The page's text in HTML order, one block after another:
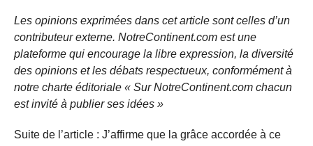
Les opinions exprimées dans cet article sont celles d’un
contributeur externe. NotreContinent.com est une
plateforme qui encourage la libre expression, la diversité
des opinions et les débats respectueux, conformément à
notre charte éditoriale « Sur NotreContinent.com chacun
est invité à publier ses idées »
Suite de l’article : J’affirme que la grâce accordée à ce